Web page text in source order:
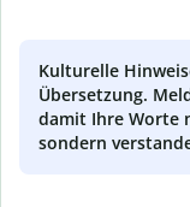
Kulturelle
Übersetzung.
damit Ihre Worte
sondern